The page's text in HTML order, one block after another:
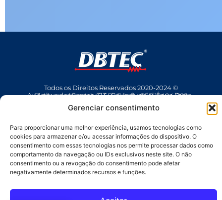
Gerenciar consentimento
Para proporcionar uma melhor experiência, usamos tecnologias como
cookies para armazenar e/ou acessar informações do dispositivo. O
consentimento com essas tecnologias nos permite processar dados como
comportamento da navegação ou IDs exclusivos neste site. O não
consentimento ou a revogação do consentimento pode afetar
negativamente determinados recursos e funções.
Todos os Direitos Reservados 2020-2024 ©
Av Arthur dos Santos, 313 • Pq. Industrial Água Preta • Pindamonhangaba • SP • Brasil • CEP 12404-289
(12) 3642 9006
• dbtec@dbtec.com.br